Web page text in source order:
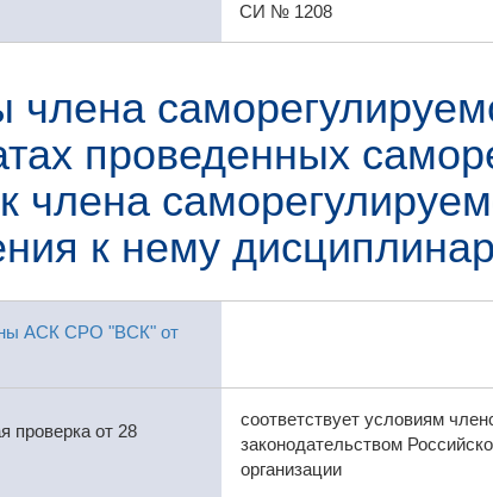
СИ № 1208
члена
проведенных
члена
к нему
АСК СРО "ВСК" от
проверка от 28
соответствует условиям
законодательством
организации